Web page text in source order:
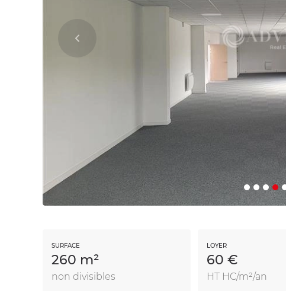
SURFACE
260 m²
non divisibles
LOYER
60 €
HT HC/m²/an